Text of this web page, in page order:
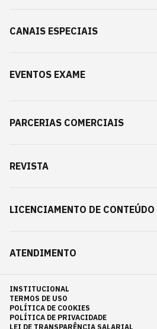
CANAIS ESPECIAIS
EVENTOS EXAME
PARCERIAS COMERCIAIS
REVISTA
LICENCIAMENTO DE CONTEÚDO
ATENDIMENTO
INSTITUCIONAL
TERMOS DE USO
POLÍTICA DE COOKIES
POLÍTICA DE PRIVACIDADE
LEI DE TRANSPARÊNCIA SALARIAL